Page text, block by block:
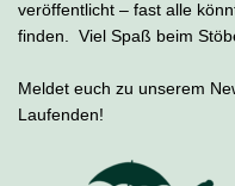
veröffentlicht – fast alle
finden. Viel Spaß beim
Meldet euch zu unserem
Laufenden!